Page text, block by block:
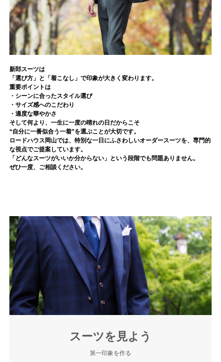
新郎スーツは
「選び方」と「着こなし」で印象が大きく変わります。
重要ポイントは
・シーンに合ったスタイル選び
・サイズ感へのこだわり
・適度な華やかさ
そして何より、一生に一度の晴れの日だからこそ
“自分に一番似合う一着”を選ぶことが大切です。
ロードハウス岡山では、特別な一日にふさわしいオーダースーツを、専門的
な視点でご提案しています。
「どんなスーツがいいか分からない」という段階でも問題ありません。
ぜひ一度、ご相談ください。
スーツを見よう
第一印象を作る